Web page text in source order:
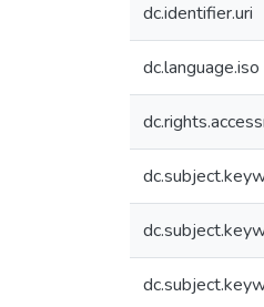
dc.identifier.uri
dc.language.iso